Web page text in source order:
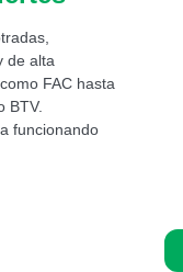
de alta
FAC hasta
BTV.
funcionando